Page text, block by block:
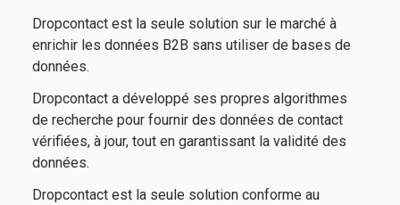
Dropcontact est la seule solution sur le marché à
enrichir les données B2B sans utiliser de bases de
données.
Dropcontact a développé ses propres algorithmes
de recherche pour fournir des données de contact
vérifiées, à jour, tout en garantissant la validité des
données.
Dropcontact est la seule solution conforme au